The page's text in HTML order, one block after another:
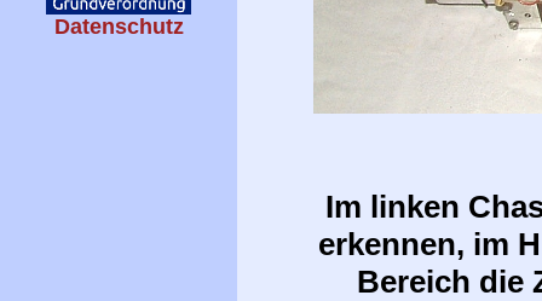
Datenschutz
Im linken
erkennen, im
Bereich die